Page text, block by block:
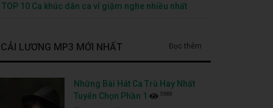
TOP 10 Ca khúc dân ca ví giặm nghe nhiều nhất
CẢI LƯƠNG MP3 MỚI NHẤT Đọc thêm
Những Bài Hát Ca Trù Hay Nhất
Tuyển Chọn Phần 1
5988